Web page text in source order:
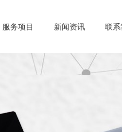
服务项目 新闻资讯 联系